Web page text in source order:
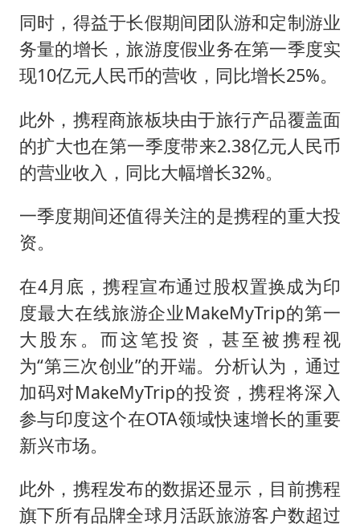
同时，得益于长假期间团队游和定制游业
务量的增长，旅游度假业务在第一季度实
现10亿元人民币的营收，同比增长25%。
此外，携程商旅板块由于旅行产品覆盖面
的扩大也在第一季度带来2.38亿元人民币
的营业收入，同比大幅增长32%。
一季度期间还值得关注的是携程的重大投
资。
在4月底，携程宣布通过股权置换成为印
度最大在线旅游企业MakeMyTrip的第一
大股东。而这笔投资，甚至被携程视
为“第三次创业”的开端。分析认为，通过
加码对MakeMyTrip的投资，携程将深入
参与印度这个在OTA领域快速增长的重要
新兴市场。
此外，携程发布的数据还显示，目前携程
旗下所有品牌全球月活跃旅游客户数超过